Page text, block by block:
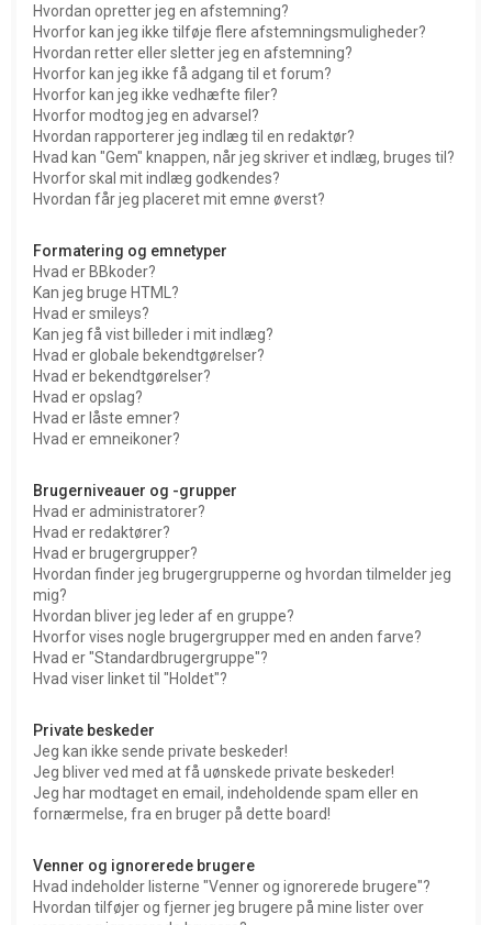
Hvordan opretter jeg en afstemning?
Hvorfor kan jeg ikke tilføje flere afstemningsmuligheder?
Hvordan retter eller sletter jeg en afstemning?
Hvorfor kan jeg ikke få adgang til et forum?
Hvorfor kan jeg ikke vedhæfte filer?
Hvorfor modtog jeg en advarsel?
Hvordan rapporterer jeg indlæg til en redaktør?
Hvad kan "Gem" knappen, når jeg skriver et indlæg, bruges til?
Hvorfor skal mit indlæg godkendes?
Hvordan får jeg placeret mit emne øverst?
Formatering og emnetyper
Hvad er BBkoder?
Kan jeg bruge HTML?
Hvad er smileys?
Kan jeg få vist billeder i mit indlæg?
Hvad er globale bekendtgørelser?
Hvad er bekendtgørelser?
Hvad er opslag?
Hvad er låste emner?
Hvad er emneikoner?
Brugerniveauer og -grupper
Hvad er administratorer?
Hvad er redaktører?
Hvad er brugergrupper?
Hvordan finder jeg brugergrupperne og hvordan tilmelder jeg
mig?
Hvordan bliver jeg leder af en gruppe?
Hvorfor vises nogle brugergrupper med en anden farve?
Hvad er "Standardbrugergruppe"?
Hvad viser linket til "Holdet"?
Private beskeder
Jeg kan ikke sende private beskeder!
Jeg bliver ved med at få uønskede private beskeder!
Jeg har modtaget en email, indeholdende spam eller en
fornærmelse, fra en bruger på dette board!
Venner og ignorerede brugere
Hvad indeholder listerne "Venner og ignorerede brugere"?
Hvordan tilføjer og fjerner jeg brugere på mine lister over